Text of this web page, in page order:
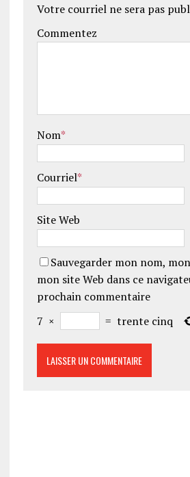
Votre courriel ne sera pas
Commentez
Nom*
Courriel*
Site Web
Sauvegarder mon nom,
mon site Web dans ce
prochain commentaire
7 × = trente cinq